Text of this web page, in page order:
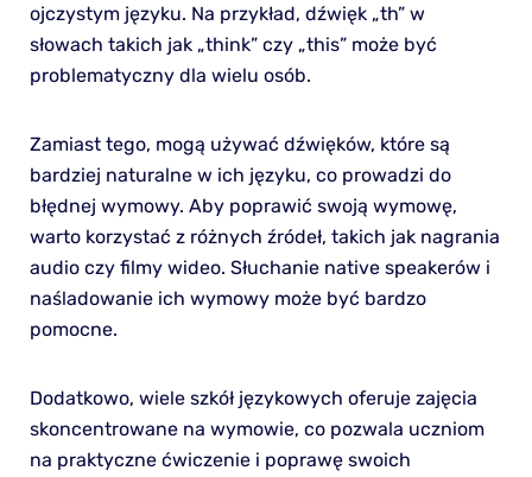
ojczystym języku. Na przykład, dźwięk „th” w
słowach takich jak „think” czy „this” może być
problematyczny dla wielu osób.
Zamiast tego, mogą używać dźwięków, które są
bardziej naturalne w ich języku, co prowadzi do
błędnej wymowy. Aby poprawić swoją wymowę,
warto korzystać z różnych źródeł, takich jak nagrania
audio czy filmy wideo. Słuchanie native speakerów i
naśladowanie ich wymowy może być bardzo
pomocne.
Dodatkowo, wiele szkół językowych oferuje zajęcia
skoncentrowane na wymowie, co pozwala uczniom
na praktyczne ćwiczenie i poprawę swoich